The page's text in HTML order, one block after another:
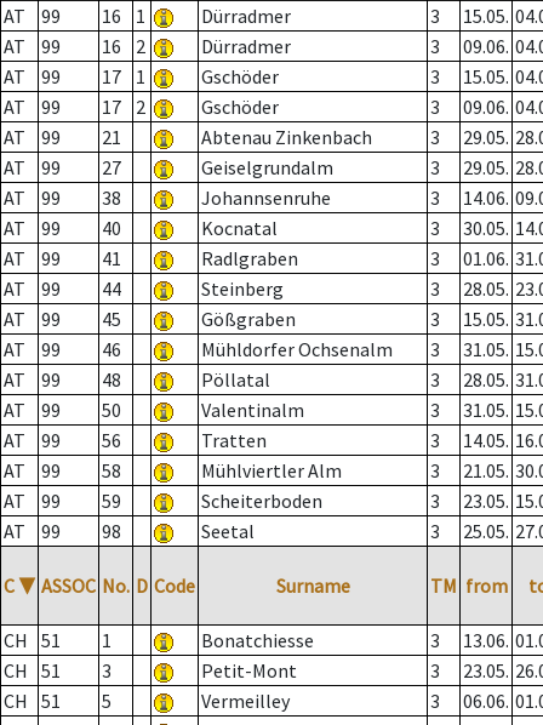
AT
99 16 1 Dürradmer 3 15.05.
AT
99 16 2 Dürradmer 3 09.06.
AT
99 17 1 Gschöder 3 15.05.
AT
99 17 2 Gschöder 3 09.06.
AT
99 21 Abtenau Zinkenbach 3 29.05.
AT
99 27 Geiselgrundalm 3 29.05.
AT
99 38 Johannsenruhe 3 14.06.
AT
99 40 Kocnatal 3 30.05.
AT
99 41 Radlgraben 3 01.06.
AT
99 44 Steinberg 3 28.05.
AT
99 45 Gößgraben 3 15.05.
AT
99 46 Mühldorfer Ochsenalm 3 31.05.
AT
99 48 Pöllatal 3 28.05.
AT
99 50 Valentinalm 3 31.05.
AT
99 56 Tratten 3 14.05.
AT
99 58 Mühlviertler Alm 3 21.05.
AT
99 59 Scheiterboden 3 23.05.
AT
99 98 Seetal 3 25.05.
C ▼ ASSOC No. D Code Surname TM from
CH 51 1 Bonatchiesse 3 13.06.
CH
51 3 Petit-Mont 3 23.05.
CH
51 5 Vermeilley 3 06.06.